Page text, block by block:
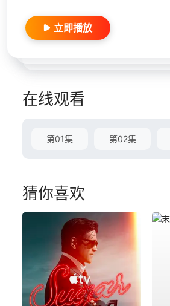
立即播放
在线观看
第01集 第02集
猜你喜欢